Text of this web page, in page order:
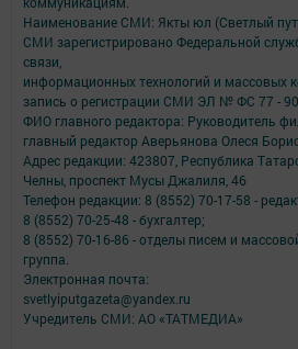
Наименование СМИ: Якты юл (Светлый
СМИ зарегистрировано Федеральной
связи,
информационных технологий и массовых
запись о регистрации СМИ ЭЛ № ФС 77 -
ФИО главного редактора: Руководитель
главный редактор Аверьянова Олеся
Адрес редакции: 423807, Республика
Челны, проспект Мусы Джалиля, 46
Телефон редакции: 8 (8552) 70-17-58 -
8 (8552) 70-25-48 - бухгалтер;
8 (8552) 70-16-86 - отделы писем и
группа.
Электронная почта:
svetlyiputgazeta@yandex.ru
Учредитель СМИ: АО «ТАТМЕДИА»